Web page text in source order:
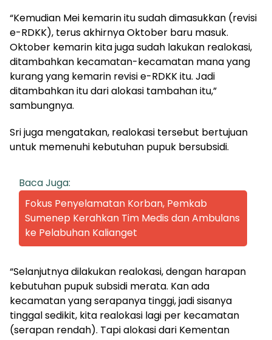
“Kemudian Mei kemarin itu sudah dimasukkan (revisi
e-RDKK), terus akhirnya Oktober baru masuk.
Oktober kemarin kita juga sudah lakukan realokasi,
ditambahkan kecamatan-kecamatan mana yang
kurang yang kemarin revisi e-RDKK itu. Jadi
ditambahkan itu dari alokasi tambahan itu,”
sambungnya.
Sri juga mengatakan, realokasi tersebut bertujuan
untuk memenuhi kebutuhan pupuk bersubsidi.
Baca Juga:
Fokus Penyelamatan Korban, Pemkab
Sumenep Kerahkan Tim Medis dan Ambulans
ke Pelabuhan Kalianget
“Selanjutnya dilakukan realokasi, dengan harapan
kebutuhan pupuk subsidi merata. Kan ada
kecamatan yang serapanya tinggi, jadi sisanya
tinggal sedikit, kita realokasi lagi per kecamatan
(serapan rendah). Tapi alokasi dari Kementan